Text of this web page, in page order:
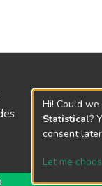
Hi! Could
Statistical?
consent
Let me